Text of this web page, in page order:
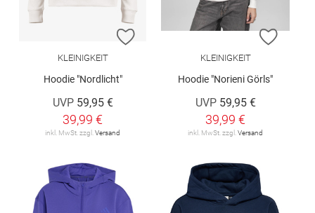
ZUR WUNSCHLISTE HINZUFÜGEN
KLEINIGKEIT
Hoodie "Nordlicht"
UVP 59,95 €
39,99 €
inkl. MwSt. zzgl. Versand
ZUR
KLEINIGKEIT
Hoodie "Norieni Görls"
UVP 59,95 €
39,99 €
inkl. MwSt. zzgl. Versand